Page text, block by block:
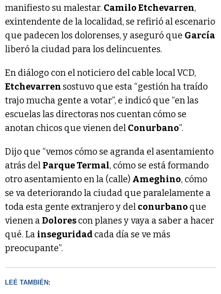
manifiesto su malestar. Camilo Etchevarren,
exintendente de la localidad, se refirió al escenario
que padecen los dolorenses, y aseguró que García
liberó la ciudad para los delincuentes.
En diálogo con el noticiero del cable local VCD,
Etchevarren sostuvo que esta “gestión ha traído
trajo mucha gente a votar”, e indicó que “en las
escuelas las directoras nos cuentan cómo se
anotan chicos que vienen del Conurbano”.
Dijo que “vemos cómo se agranda el asentamiento
atrás del Parque Termal, cómo se está formando
otro asentamiento en la (calle) Ameghino, cómo
se va deteriorando la ciudad que paralelamente a
toda esta gente extranjero y del conurbano que
vienen aDolorescon planes y vaya a saber a hacer
qué. La inseguridad cada día se ve más
preocupante”.
LEÉ TAMBIÉN: